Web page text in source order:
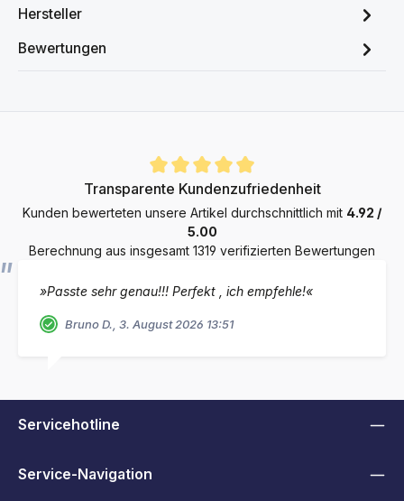
Hersteller
Bewertungen
Durchschnittliche Bewertung von 4.9 von 5 Sternen
Transparente Kundenzufriedenheit
Kunden bewerteten unsere Artikel durchschnittlich mit 4.92 /
5.00
Berechnung aus insgesamt 1319 verifizierten Bewertungen
»Passte sehr genau!!! Perfekt , ich empfehle!«
Bruno D., 3. August 2026 13:51
Servicehotline
Service-Navigation